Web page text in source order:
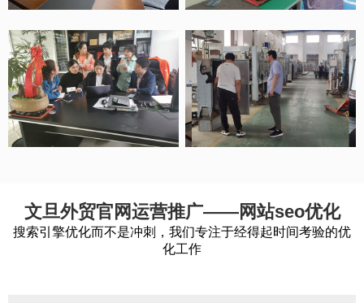
文旦外贸官网运营推广——网站seo优化
搜索引擎优化而不是冲刺，我们专注于经得起时间考验的优
化工作